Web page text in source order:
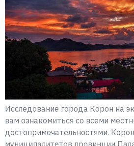
Исследование города Корон на
вам ознакомиться со всеми
достопримечательностями.
муниципалитетов провинции